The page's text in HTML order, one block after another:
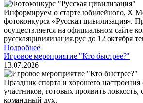
Информируем о старте юбилейного, Х
фотоконкурса «Русская цивилизация».
осуществляется на официальном сайте
русскаяцивилизация.рус до 12 октября
Подробнее
Игровое мероприятие "Кто быстрее?"
13.07.2026
Праздник спорта и хорошего
участников, готовых проявить ловкость,
командный дух.